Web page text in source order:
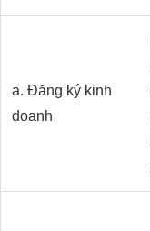
a. Đăng ký kinh
doanh